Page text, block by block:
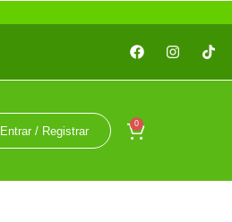
Entrar / Registrar
0